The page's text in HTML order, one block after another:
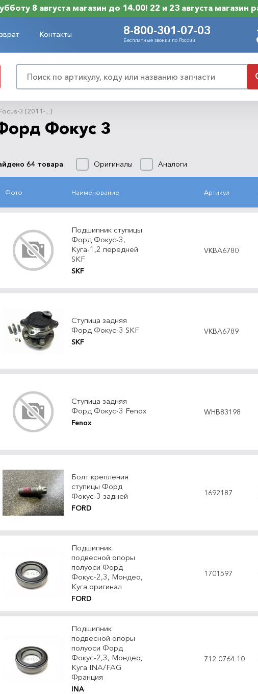
8 августа магазин до 14.00! 22 и 23 августа магазин
Контакты 8-800-301-07-03
Бесплатные звонки по России
Focus-3 (2011-...)
Фокус 3
64 товара Оригиналы Аналоги
Фото Наименование Артикул
Подшипник ступицы
Форд Фокус-3,
Куга-1,2 передней
SKF
SKF
VKBA6780
Ступица задняя
Форд Фокус-3 SKF
SKF
VKBA6789
Ступица задняя
Форд Фокус-3 Fenox
Fenox
WHB83198
Болт крепления
ступицы Форд
Фокус-3 задней
FORD
1692187
Подшипник
подвесной опоры
полуоси Форд
Фокус-2,3, Мондео,
Куга оригинал
FORD
1701597
Подшипник
подвесной опоры
полуоси Форд
Фокус-2,3, Мондео,
Куга INA/FAG
Франция
INA
712 0764 10